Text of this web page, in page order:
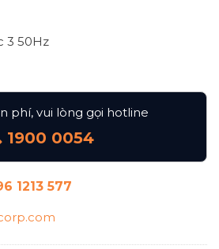
3 50Hz
phí, vui lòng gọi hotline
1900 0054
1213 577